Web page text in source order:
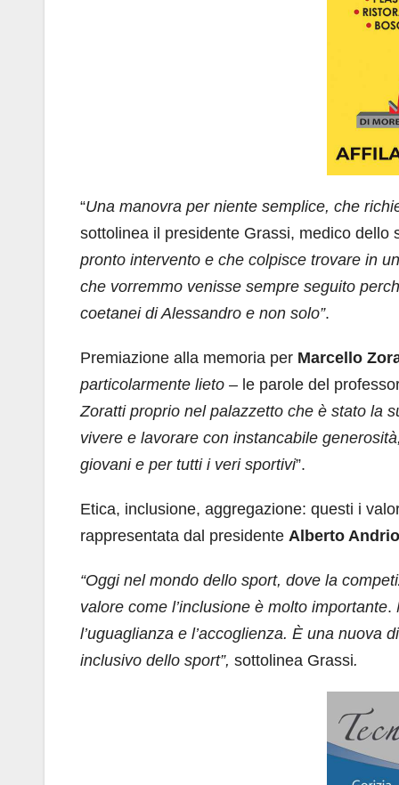
“Una manovra per niente semplice, che
sottolinea il presidente Grassi, medico dello
pronto intervento e che colpisce trovare in
che vorremmo venisse sempre seguito
coetanei di Alessandro e non solo”.
Premiazione alla memoria per Marcello
particolarmente lieto – le parole del
Zoratti proprio nel palazzetto che è stato la
vivere e lavorare con instancabile
giovani e per tutti i veri sportivi”.
Etica, inclusione, aggregazione: questi i
rappresentata dal presidente Alberto
“Oggi nel mondo dello sport, dove la
valore come l’inclusione è molto importante.
l’uguaglianza e l’accoglienza. È una nuova
inclusivo dello sport”, sottolinea Grassi.